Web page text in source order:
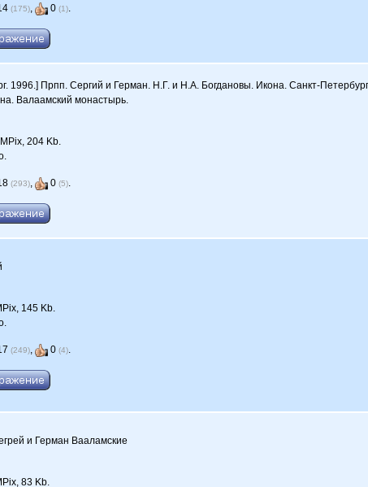
(175), 0(1).
1996.] Прпп. Сергий и Герман. Н.Г. и Н.А. Богдановы. Икона. Санкт-
Валаамский монастырь.
204 Kb.
(293), 0(5).
145 Kb.
(249), 0(4).
и Герман Вааламские
83 Kb.